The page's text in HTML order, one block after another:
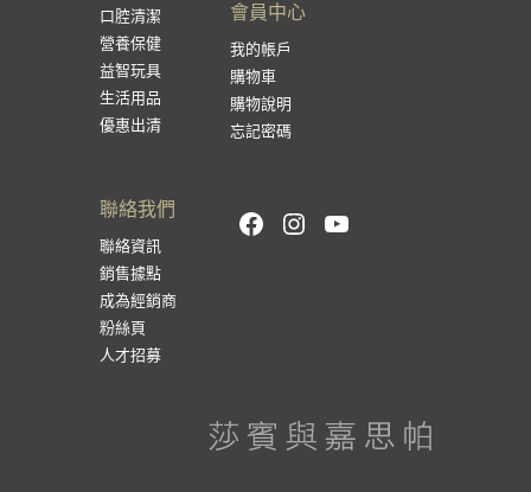
口腔清潔
營養保健
益智玩具
生活用品
優惠出清
會員中心
我的帳戶
購物車
購物說明
忘記密碼
聯絡我們
聯絡資訊
銷售據點
成為經銷商
粉絲頁
人才招募
Facebook
Instagram
YouTube